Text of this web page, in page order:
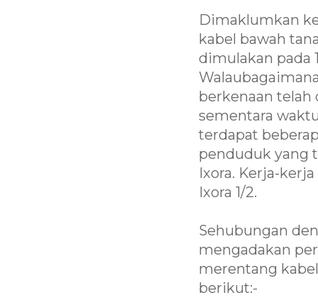
Dimaklumkan
kabel bawah
dimulakan pada
berkenaan
sementara
terdapat
penduduk yang
Ixora. Kerja-
Ixora 1/2.
Sehubungan
mengadakan
merentang
berikut:-